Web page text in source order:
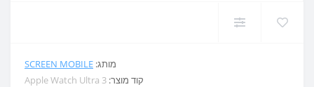
מותג: SCREEN MOBILE
קוד מוצר: Apple Watch Ultra 3